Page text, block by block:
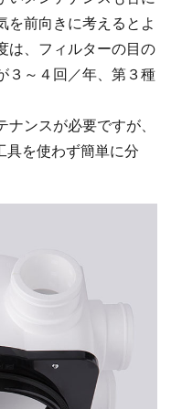
を前向きに考えるとよ
は、フィルターの目の
３～４回／年、第３種
ンスが必要ですが、
具を使わず簡単に分